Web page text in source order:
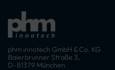
phm innotech GmbH & Co. KG
Baierbrunner Straße 3,
D-81379 München